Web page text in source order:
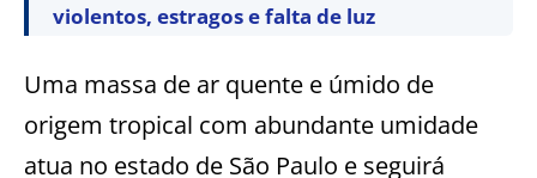
violentos, estragos e falta de luz
Uma massa de ar quente e úmido de
origem tropical com abundante umidade
atua no estado de São Paulo e seguirá